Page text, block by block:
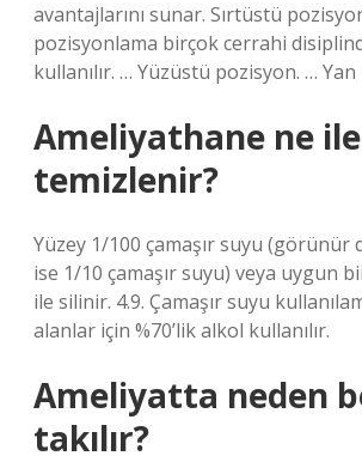
avantajlarını sunar. Sırtüstü
pozisyonlama birçok cerrahi
kullanılır. … Yüzüstü pozisyon. …
Ameliyathane ne ile
temizlenir?
Yüzey 1/100 çamaşır suyu (görünür
ise 1/10 çamaşır suyu) veya uygun
ile silinir. 4.9. Çamaşır suyu
alanlar için %70’lik alkol kullanılır.
Ameliyatta neden
takılır?